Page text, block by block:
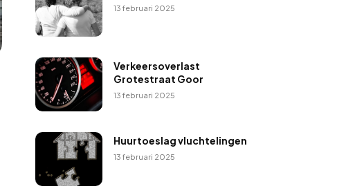
13 februari 2025
Verkeersoverlast
Grotestraat Goor
13 februari 2025
Huurtoeslag vluchtelingen
13 februari 2025